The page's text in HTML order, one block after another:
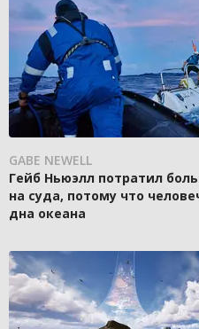
GABE NEWELL
Гейб Ньюэлл потратил
на суда, потому что
дна океана